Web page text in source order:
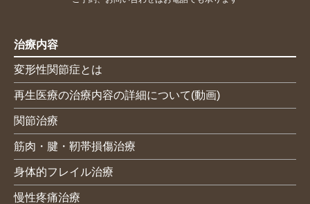
治療内容
変形性関節症とは
再生医療の治療内容の詳細について(動画)
関節治療
筋肉・腱・靭帯損傷治療
身体的フレイル治療
慢性疼痛治療